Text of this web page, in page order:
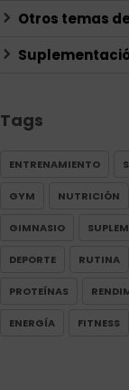
Otros temas
Tags
ENTRENAMIENTO
GYM NUTRICIÓN
GIMNASIO
DEPORTE RUTINA
PROTEÍNAS
ENERGÍA FITNESS